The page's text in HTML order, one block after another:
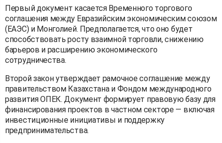
Первый документ касается Временного торгового
соглашения между Евразийским экономическим союзом
(ЕАЭС) и Монголией. Предполагается, что оно будет
способствовать росту взаимной торговли, снижению
барьеров и расширению экономического
сотрудничества.
Второй закон утверждает рамочное соглашение между
правительством Казахстана и Фондом международного
развития ОПЕК. Документ формирует правовую базу для
финансирования проектов в частном секторе — включая
инвестиционные инициативы и поддержку
предпринимательства.